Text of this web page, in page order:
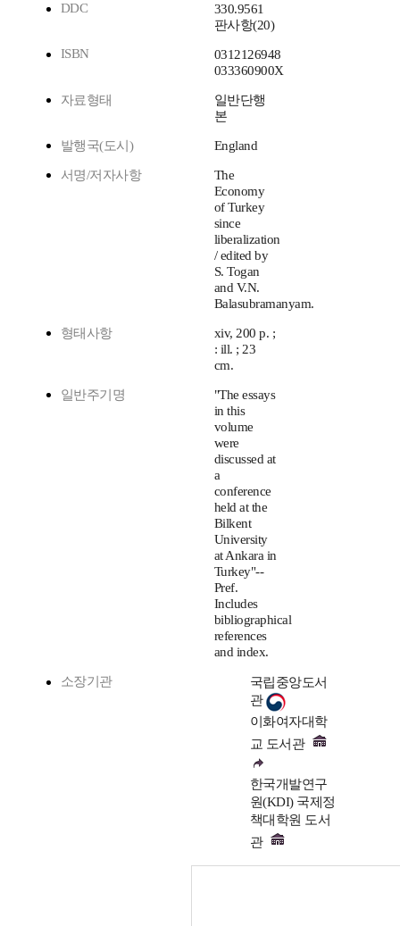
DDC
330.9561
판사항(20)
ISBN
0312126948
033360900X
자료형태
일반단행
본
발행국(도시) England
서명/저자사항
The
Economy
of Turkey
since
liberalization
/ edited by
S. Togan
and V.N.
Balasubramanyam.
형태사항
xiv, 200 p. ;
: ill. ; 23
cm.
일반주기명
"The essays
in this
volume
were
discussed at
a
conference
held at the
Bilkent
University
at Ankara in
Turkey"--
Pref.
Includes
bibliographical
references
and index.
소장기관
국립중앙도서
관
이화여자대학
교 도서관
한국개발연구
원(KDI) 국제정
책대학원 도서
관